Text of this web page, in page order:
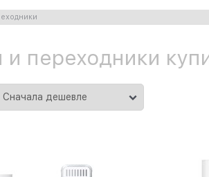
и переходники